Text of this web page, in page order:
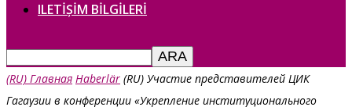
ILETIȘIM BILGILERI
(RU) Главная Haberlär (RU) Участие представителей ЦИК
Гагаузии в конференции «Укрепление институционального